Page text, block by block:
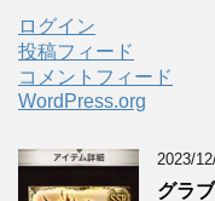
ログイン
投稿フィード
コメントフィード
WordPress.org
2023/
グラ